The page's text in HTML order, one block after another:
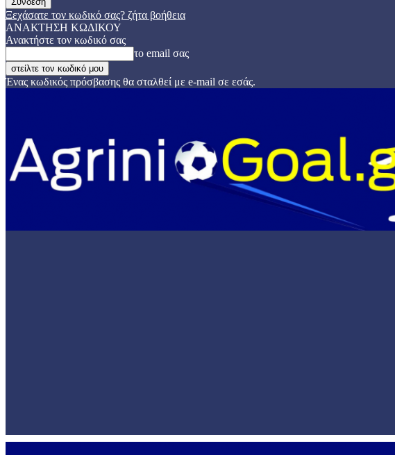
Ξεχάσατε τον κωδικό σας? ζήτα βοήθεια
ΑΝΑΚΤΗΣΗ ΚΩΔΙΚΟΥ
Ανακτήστε τον κωδικό σας
το email σας
Ένας κωδικός πρόσβασης θα σταλθεί με e-mail σε εσάς.